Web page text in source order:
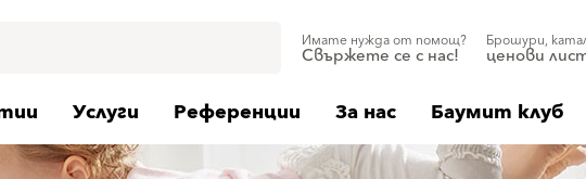
Имате нужда от помощ?
Свържете се с нас!
Брошури,
ценови
Услуги Референции За нас Баумит клуб